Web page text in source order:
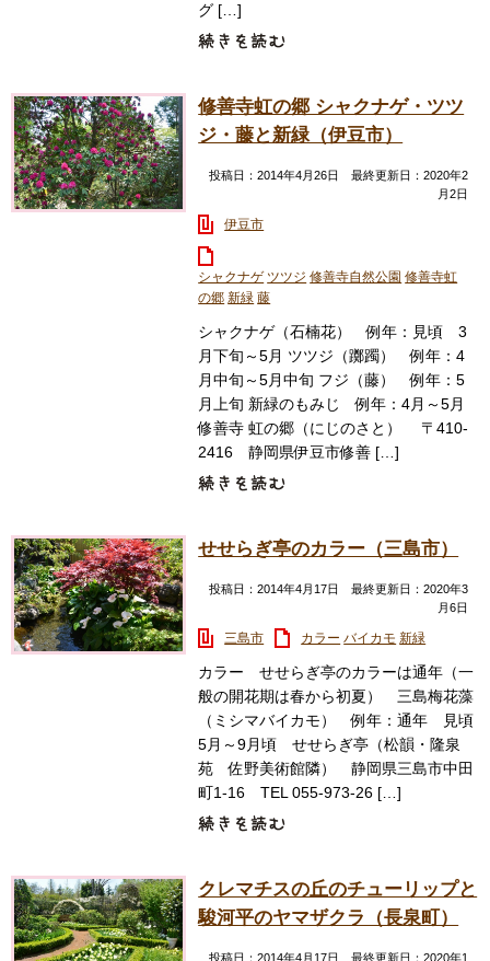
グ […]
修善寺虹の郷 シャクナゲ・ツツ
ジ・藤と新緑（伊豆市）
投稿日：2014年4月26日 最終更新日：2020年2
月2日
伊豆市
シャクナゲ ツツジ 修善寺自然公園 修善寺虹
の郷 新緑 藤
シャクナゲ（石楠花） 例年：見頃 3
月下旬～5月 ツツジ（躑躅） 例年：4
月中旬～5月中旬 フジ（藤） 例年：5
月上旬 新緑のもみじ 例年：4月～5月
修善寺 虹の郷（にじのさと） 〒410-
2416 静岡県伊豆市修善 […]
せせらぎ亭のカラー（三島市）
投稿日：2014年4月17日 最終更新日：2020年3
月6日
三島市 カラー バイカモ 新緑
カラー せせらぎ亭のカラーは通年（一
般の開花期は春から初夏） 三島梅花藻
（ミシマバイカモ） 例年：通年 見頃
5月～9月頃 せせらぎ亭（松韻・隆泉
苑 佐野美術館隣） 静岡県三島市中田
町1-16 TEL 055-973-26 […]
クレマチスの丘のチューリップと
駿河平のヤマザクラ（長泉町）
投稿日：2014年4月17日 最終更新日：2020年1